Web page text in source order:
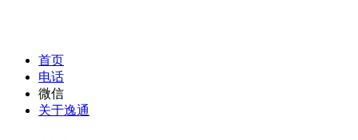
首页
电话
微信
关于逸通